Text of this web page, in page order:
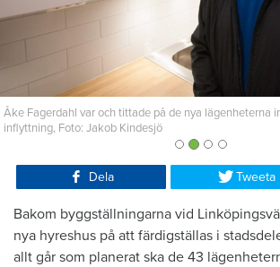
Åke Fagerdahl var och tittade på de nya lägenheterna
inflyttning, Foto: Jakob Kindesjö
Dela Tweeta
Bakom byggställningarna vid
nya hyreshus på att färdigställas i
allt går som planerat ska de 43